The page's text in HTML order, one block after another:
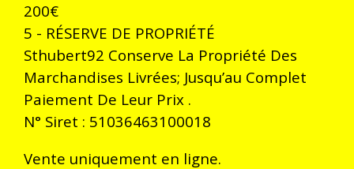
200€
5 - RÉSERVE DE PROPRIÉTÉ
Sthubert92 Conserve La Propriété Des
Marchandises Livrées; Jusqu’au Complet
Paiement De Leur Prix .
N° Siret : 51036463100018
Vente uniquement en ligne.